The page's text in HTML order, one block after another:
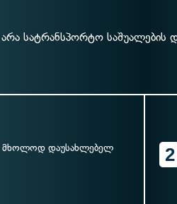
სატრანსპორტო საშუალების
მხოლოდ დაუსახლებელ
2